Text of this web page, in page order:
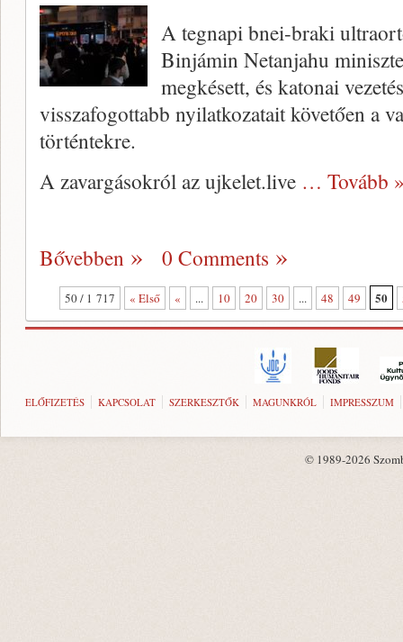
A tegnapi bnei-braki
Binjámin Netanjahu
megkésett, és katonai
visszafogottabb nyilatkozatait követően a
történtekre.
A zavargásokról az ujkelet.live … Tovább
Bővebben 0 Comments
50 / 1 717 « Első « ... 10 20 30 ... 48 49 50
ELŐFIZETÉS KAPCSOLAT SZERKESZTŐK MAGUNKRÓL IMPRESSZUM
© 1989-2026